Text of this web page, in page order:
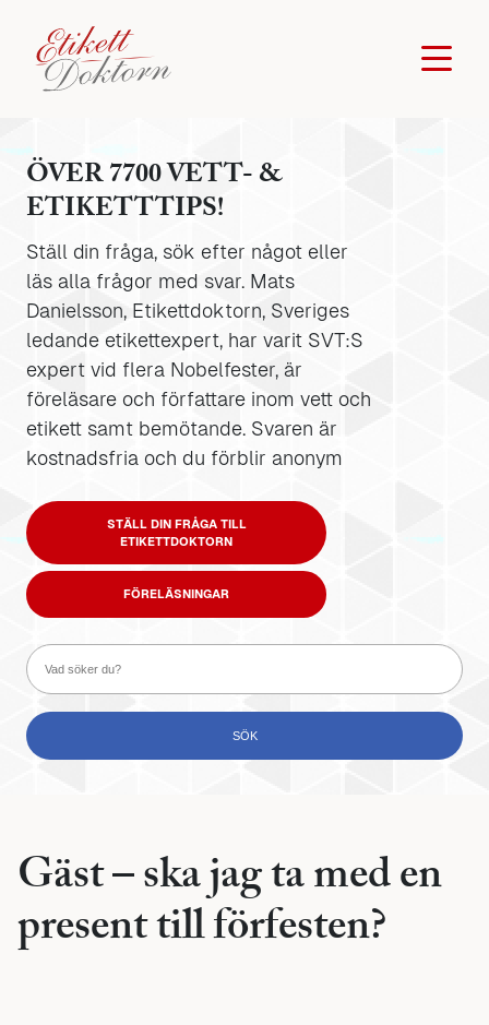
ÖVER 7700 VETT- &
ETIKETTTIPS!
Ställ din fråga, sök efter något eller
läs alla frågor med svar. Mats
Danielsson, Etikettdoktorn, Sveriges
ledande etikettexpert, har varit SVT:S
expert vid flera Nobelfester, är
föreläsare och författare inom vett och
etikett samt bemötande. Svaren är
kostnadsfria och du förblir anonym
STÄLL DIN FRÅGA TILL
ETIKETTDOKTORN
FÖRELÄSNINGAR
Gäst – ska jag ta med en
present till förfesten?